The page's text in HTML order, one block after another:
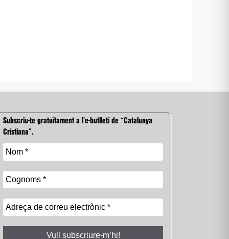
Subscriu-te gratuïtament a l’e-butlletí de “Catalunya
Cristiana”.